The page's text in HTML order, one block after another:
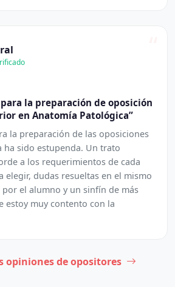
la preparación de oposición
en Anatomía Patológica”
la preparación de las oposiciones
ha sido estupenda. Un trato
a los requerimientos de cada
elegir, dudas resueltas en el mismo
el alumno y un sinfín de más
estoy muy contento con la
opiniones de opositores